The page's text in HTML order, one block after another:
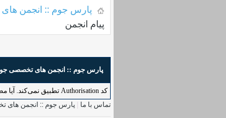
پارس جوم :: انجمن
پیام انجمن
پارس جوم :: انجمن های تخصصی
کد Authorisation تطبیق نمی‌کند. آیا مطمئن هستید که به طور درست به این کاربرد دسترسی دارید؟ لطفاً بازگردید و دوباره امتحان کنید.
تماس با ما
پارس جوم :: انجمن های